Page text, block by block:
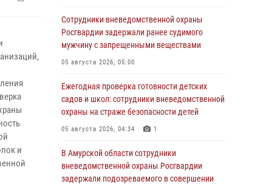
и
Сотрудники вневедомственной охраны
Росгвардии задержали ранее судимого
мужчину с запрещенными веществами
05 августа 2026, 05:00
Ежегодная проверка готовности детских
садов и школ: сотрудники вневедомственной
охраны на страже безопасности детей
05 августа 2026, 04:34 1
В Амурской области сотрудники
вневедомственной охраны Росгвардии
задержали подозреваемого в совершении